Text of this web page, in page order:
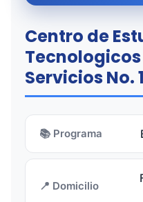
Centro de
Servicios No.
📚 Programa
📍 Domicilio